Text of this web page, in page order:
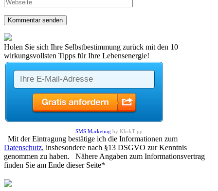
Holen Sie sich Ihre Selbstbestimmung zurück mit den 10
wirkungsvollsten Tipps für Ihre Lebensenergie!
SMS Marketing by KlickTipp
Mit der Eintragung bestätige ich die Informationen zum
Datenschutz, insbesondere nach §13 DSGVO zur Kenntnis
genommen zu haben. Nähere Angaben zum Informationsvertrag
finden Sie am Ende dieser Seite*